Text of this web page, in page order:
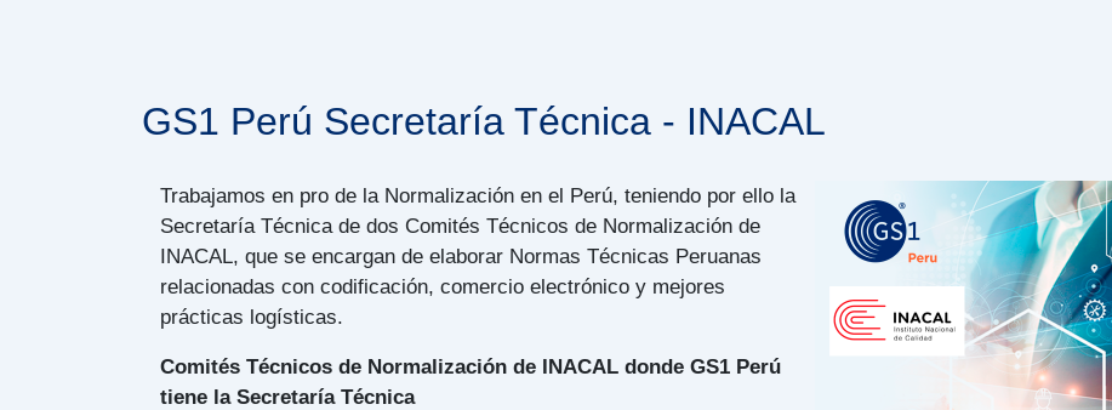
GS1 Perú Secretaría Técnica - INACAL
Trabajamos en pro de la Normalización en el Perú, teniendo por ello la
Secretaría Técnica de dos Comités Técnicos de Normalización de
INACAL, que se encargan de elaborar Normas Técnicas Peruanas
relacionadas con codificación, comercio electrónico y mejores
prácticas logísticas.
Comités Técnicos de Normalización de INACAL donde GS1 Perú
tiene la Secretaría Técnica